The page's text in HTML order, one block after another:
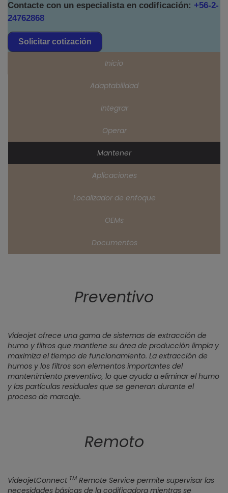
Contacte con un especialista en codificación: +56-2-
24762868
Solicitar cotización
Inicio
Adaptabilidad
Integrar
Operar
Mantener
Aplicaciones
Localizador de enfoque
OEMs
Documentos
Preventivo
Videojet ofrece una gama de sistemas de extracción de
humo y filtros que mantiene su área de producción limpia y
maximiza el tiempo de funcionamiento. La extracción de
humos y los filtros son elementos importantes del
mantenimiento preventivo, lo que ayuda a eliminar el humo
y las partículas residuales que se generan durante el
proceso de marcaje.
Remoto
VideojetConnect TM Remote Service permite supervisar las
necesidades básicas de la codificadora mientras se